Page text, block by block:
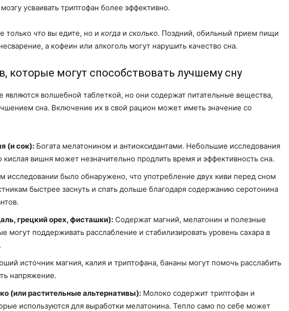
усваивать триптофан более эффективно.
только что вы едите, но и когда и сколько. Поздний, обильный прием пищи
а кофеин или алкоголь могут нарушить качество сна.
которые могут способствовать лучшему сну
являются волшебной таблеткой, но они содержат питательные вещества,
сна. Включение их в свой рацион может иметь значение со
(и сок): Богата мелатонином и антиоксидантами. Небольшие исследования
кислая вишня может незначительно продлить время и эффективность сна.
исследовании было обнаружено, что употребление двух киви перед сном
быстрее заснуть и спать дольше благодаря содержанию серотонина
грецкий орех, фисташки): Содержат магний, мелатонин и полезные
могут поддерживать расслабление и стабилизировать уровень сахара в
источник магния, калия и триптофана, бананы могут помочь расслабить
напряжение.
(или растительные альтернативы): Молоко содержит триптофан и
используются для выработки мелатонина. Тепло само по себе может